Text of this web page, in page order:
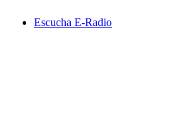
Escucha E-Radio